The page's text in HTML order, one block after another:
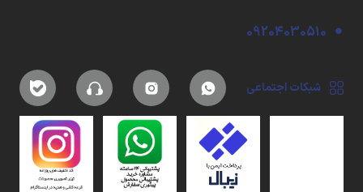
09204030510
شبکات اجتماعی